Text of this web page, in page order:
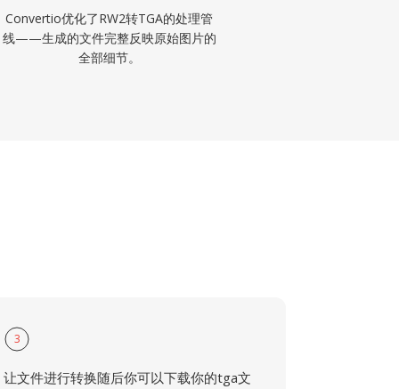
Convertio优化了RW2转TGA的处理管
线——生成的文件完整反映原始图片的
全部细节。
3
让文件进行转换随后你可以下载你的tga文